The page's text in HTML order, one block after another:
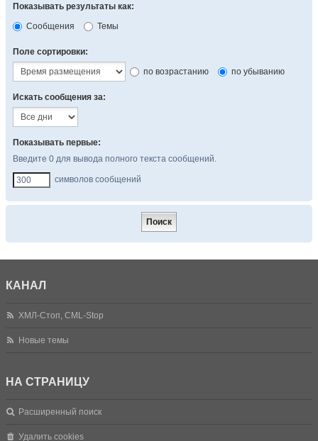
Показывать результаты как:
Сообщения
Темы
Поле сортировки:
по возрастанию
по убыванию
Искать сообщения за:
Показывать первые:
Введите 0 для вывода полного текста сообщений.
символов сообщений
КАНАЛ
ХМЛ-Стоп, CML-Stop
Новые темы
НА СТРАНИЦУ
Расширенный поиск
Удалить cookies